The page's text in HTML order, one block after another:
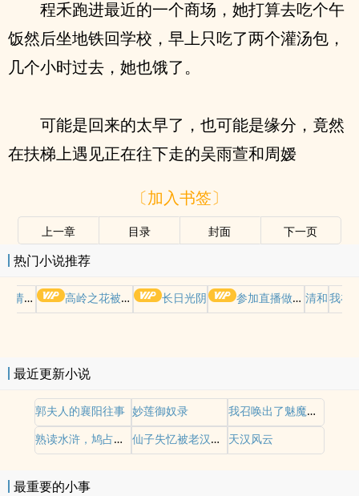
程禾跑进最近的一个商场，她打算去吃个午
饭然后坐地铁回学校，早上只吃了两个灌汤包，
几个小时过去，她也饿了。
可能是回来的太早了，也可能是缘分，竟然
在扶梯上遇见正在往下走的吴雨萱和周嫒
〔加入书签〕
上一章 目录 封面 下一页
热门小说推荐
摆好 高岭之花被权贵轮了后 长日光阴 参加直播做爱综艺后我火了(NPH) 清和我在
最近更新小说
郭夫人的襄阳往事 妙莲御奴录
我召唤出了魅魔妈妈
熟读水浒，鸠占鹊巢
仙子失忆被老汉捡去 天汉风云
最重要的小事